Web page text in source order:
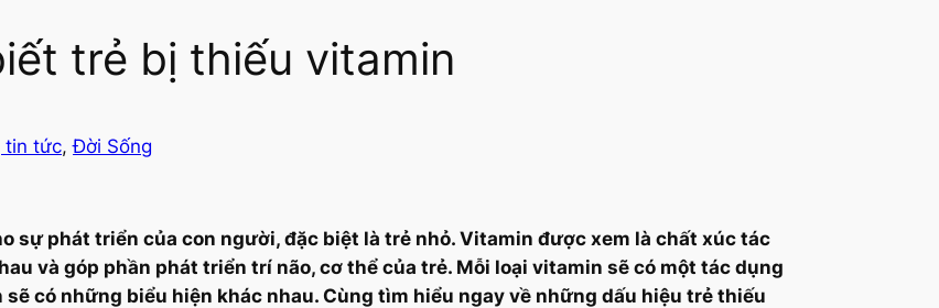
trẻ bị thiếu vitamin
tin tức, Đời Sống
sự phát triển của con người, đặc biệt là trẻ nhỏ. Vitamin được xem là chất xúc tác
và góp phần phát triển trí não, cơ thể của trẻ. Mỗi loại vitamin sẽ có một tác dụng
có những biểu hiện khác nhau. Cùng tìm hiểu ngay về những dấu hiệu trẻ thiếu